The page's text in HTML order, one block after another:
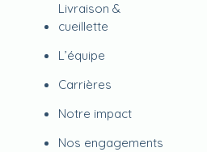
Livraison &
cueillette
L’équipe
Carrières
Notre impact
Nos engagements